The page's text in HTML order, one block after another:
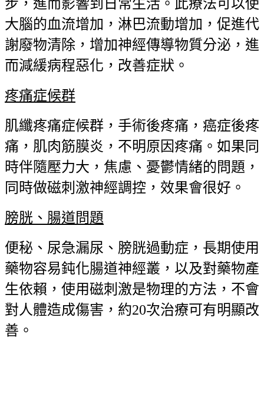
步，進而影響到日常生活。此療法可以使
大腦的血流增加，淋巴流動增加，促進代
謝廢物清除，增加神經傳導物質分泌，進
而減緩病程惡化，改善症狀。
疼痛症候群
肌纖疼痛症候群，手術後疼痛，癌症後疼
痛，肌肉筋膜炎，不明原因疼痛。如果同
時伴隨壓力大，焦慮、憂鬱情緒的問題，
同時做磁刺激神經調控，效果會很好。
膀胱、腸道問題
便秘、尿急漏尿、膀胱過動症，長期使用
藥物容易鈍化腸道神經叢，以及對藥物產
生依賴，使用磁刺激是物理的方法，不會
對人體造成傷害，約20次治療可有明顯改
善。